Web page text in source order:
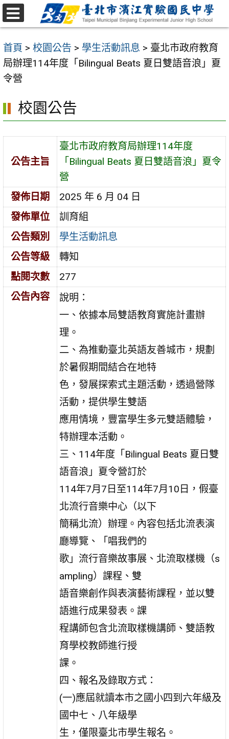
跳
至
要
內
容
首頁 > 校園公告 > 學生活動訊息 > 臺北市政府教育
局辦理114年度「Bilingual Beats 夏日雙語音浪」夏
令營
校園公告
公告主旨
臺北市政府教育局辦理114年度
「Bilingual Beats 夏日雙語音浪」夏令
營
發佈日期
2025 年 6 月 04 日
發佈單位
訓育組
公告類別
學生活動訊息
公告等級
轉知
點閱次數
277
公告內容
說明：
一、依據本局雙語教育實施計畫辦
理。
二、為推動臺北英語友善城市，規劃
於暑假期間結合在地特
色，發展探索式主題活動，透過營隊
活動，提供學生雙語
應用情境，豐富學生多元雙語體驗，
特辦理本活動。
三、114年度「Bilingual Beats 夏日雙
語音浪」夏令營訂於
114年7月7日至114年7月10日，假臺
北流行音樂中心（以下
簡稱北流）辦理。內容包括北流表演
廳導覽、「唱我們的
歌」流行音樂故事展、北流取樣機（s
ampling）課程、雙
語音樂創作與表演藝術課程，並以雙
語進行成果發表。課
程講師包含北流取樣機講師、雙語教
育學校教師進行授
課。
四、報名及錄取方式：
(一)應屆就讀本市之國小四到六年級及
國中七、八年級學
生，僅限臺北市學生報名。
選
單